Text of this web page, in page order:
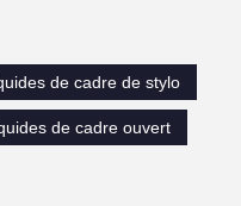
de cadre de stylo
de cadre ouvert